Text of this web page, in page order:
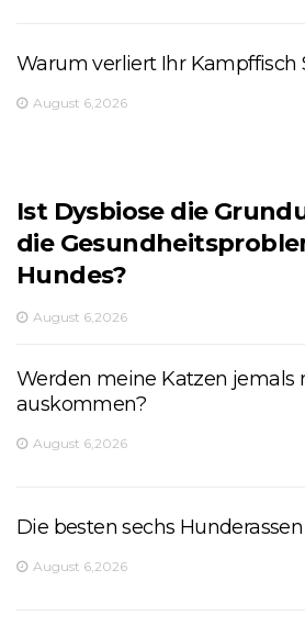
Warum verliert Ihr Kampffisch
August 6,2026
Ist Dysbiose die
die
Hundes?
August 6,2026
Werden meine Katzen jemals
auskommen?
August 6,2026
Die besten sechs
August 6,2026